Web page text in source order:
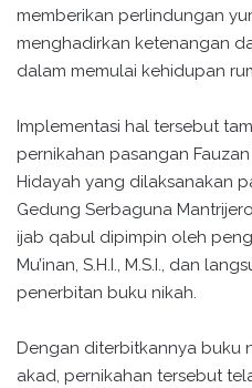
memberikan perlindungan
menghadirkan ketenangan
dalam memulai kehidupan
Implementasi hal tersebut
pernikahan pasangan
Hidayah yang dilaksanakan
Gedung Serbaguna
ijab qabul dipimpin oleh
Mu’inan, S.H.I., M.S.I., dan
penerbitan buku nikah.
Dengan diterbitkannya buku
akad, pernikahan tersebut